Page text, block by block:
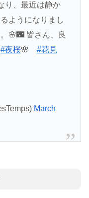
り、最近は静か
ようになりまし
🌸🌃 皆さん、良
#夜桜🌸 #花見
March